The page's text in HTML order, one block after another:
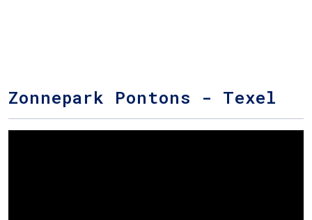
Zonnepark Pontons - Texel